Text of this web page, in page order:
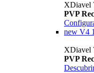
XDiavel
PVP
new V4
XDiavel
PVP